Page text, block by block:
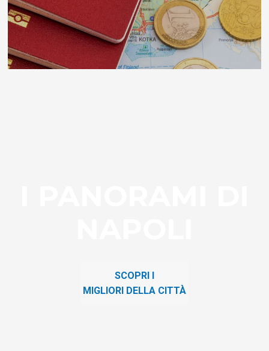
SCOPRI I
MIGLIORI DELLA CITTÀ